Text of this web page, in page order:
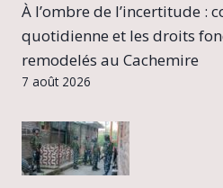
À l’ombre de l’incertitude :
quotidienne et les droits
remodelés au Cachemire
7 août 2026